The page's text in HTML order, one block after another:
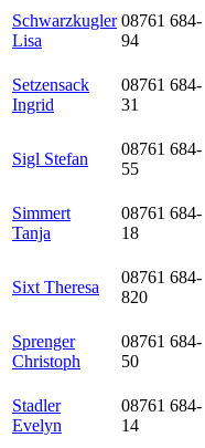
Schwarzkugler
Lisa
08761 684-
94
Setzensack
Ingrid
08761 684-
31
Sigl Stefan
08761 684-
55
Simmert
Tanja
08761 684-
18
Sixt Theresa
08761 684-
820
Sprenger
Christoph
08761 684-
50
Stadler
Evelyn
08761 684-
14